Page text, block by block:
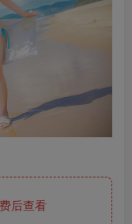
后查看